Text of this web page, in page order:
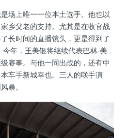
场上唯一一位本土选手。他也以
乡父老的支持。尤其是在收官战
长时间的直播镜头，更是得到了
今年，王美银将继续代表巴林-美
赛事。与他一同出战的，还有中
车手新城幸也。三人的联手演
暴。